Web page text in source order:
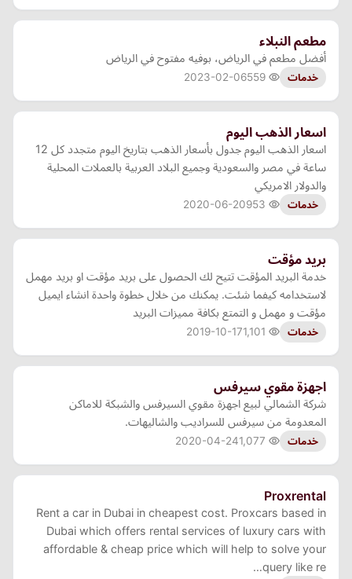
مطعم النبلاء
أفضل مطعم في الرياض، بوفيه مفتوح في الرياض
خدمات 2023-02-06
اسعار الذهب اليوم
اسعار الذهب اليوم جدول بأسعار الذهب بتاريخ اليوم متجدد كل 12
ساعة في مصر والسعودية وجميع البلاد العربية بالعملات المحلية
والدولار الامريكي
خدمات 2020-06-20
بريد مؤقت
خدمة البريد المؤقت تتيح لك الحصول على بريد مؤقت او بريد مهمل
لاستخدامه كيفما شئت. يمكنك من خلال خطوة واحدة انشاء ايميل
مؤقت و مهمل و التمتع بكافة مميزات البريد
خدمات 2019-10-17
اجهزة مقوي سيرفس
شركة الشمالي لبيع اجهزة مقوي السيرفس والشبكة للاماكن
المعدومة من سيرفس للسراديب والشاليهات.
خدمات 2020-04-24
Proxrental
Rent a car in Dubai in cheapest cost. Proxcars based in
Dubai which offers rental services of luxury cars with
affordable & cheap price which will help to solve your
query like re…